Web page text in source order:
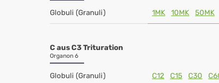
Globuli (Granuli) 1MK 10MK 50MK
C aus C3 Trituration
Organon 6
Globuli (Granuli) C12 C15 C30